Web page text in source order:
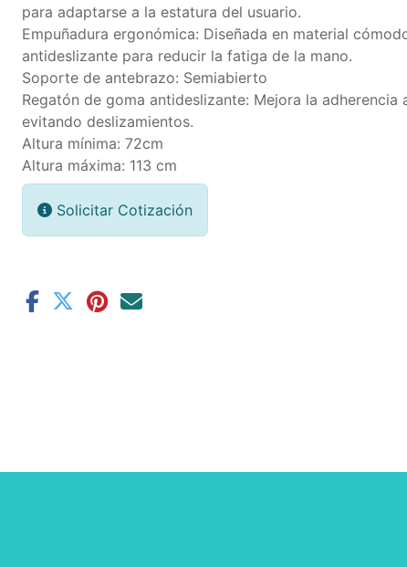
para adaptarse a la estatura del usuario.
Empuñadura ergonómica: Diseñada en material
antideslizante para reducir la fatiga de la mano.
Soporte de antebrazo: Semiabierto
Regatón de goma antideslizante: Mejora la adherencia
evitando deslizamientos.
Altura mínima: 72cm
Altura máxima: 113 cm
Solicitar Cotización